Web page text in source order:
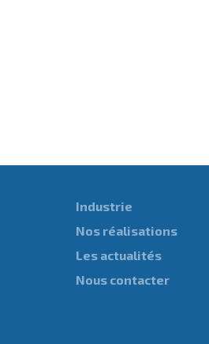
Industrie
Nos réalisations
Les actualités
Nous contacter